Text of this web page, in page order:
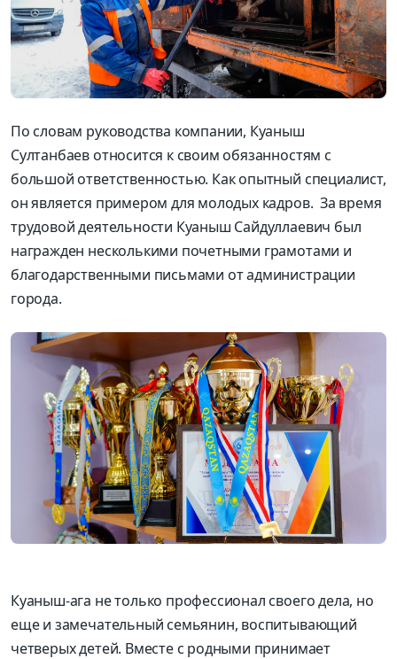
По словам руководства компании, Куаныш
Султанбаев относится к своим обязанностям с
большой ответственностью. Как опытный специалист,
он является примером для молодых кадров. За время
трудовой деятельности Куаныш Сайдуллаевич был
награжден несколькими почетными грамотами и
благодарственными письмами от администрации
города.
Куаныш-ага не только профессионал своего дела, но
еще и замечательный семьянин, воспитывающий
четверых детей. Вместе с родными принимает